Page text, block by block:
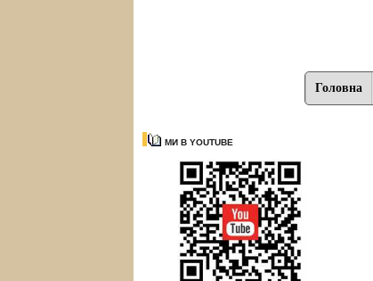
Головна
МИ В YOUTUBE